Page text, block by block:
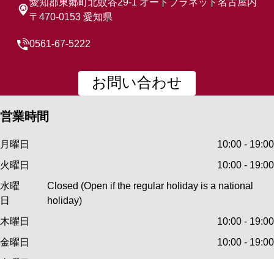
愛知郡東郷町北蚊谷29-1 オートプラネット名古屋内
〒470-0153 愛知県
0561-67-5222
お問い合わせ
営業時間
月曜日
10:00 - 19:00
火曜日
10:00 - 19:00
水曜
日
Closed (Open if the regular holiday is a national
holiday)
木曜日
10:00 - 19:00
金曜日
10:00 - 19:00